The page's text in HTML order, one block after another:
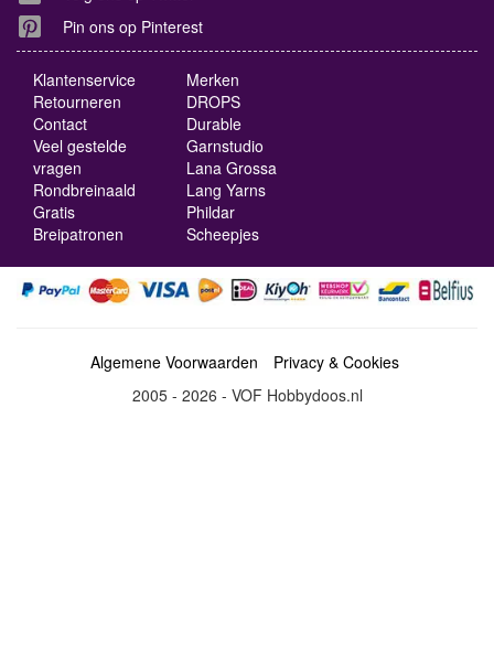
Pin ons op Pinterest
Klantenservice
Retourneren
Contact
Veel gestelde
vragen
Rondbreinaald
Gratis
Breipatronen
Merken
DROPS
Durable
Garnstudio
Lana Grossa
Lang Yarns
Phildar
Scheepjes
Algemene Voorwaarden
Privacy & Cookies
2005 - 2026 - VOF Hobbydoos.nl